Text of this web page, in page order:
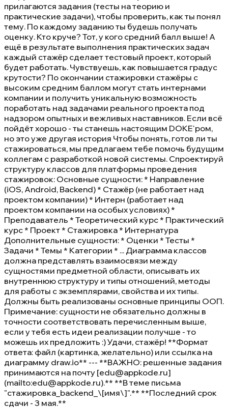
прилагаются задания (тесты на теорию и
практические задачи), чтобы проверить, как ты понял
тему. По каждому заданию ты будешь получать
оценку. Кто круче? Тот, у кого средний балл выше! А
ещё в результате выполнения практических задач
каждый стажёр сделает тестовый проект, который
будет работать. Чувствуешь, как повышается градус
крутости? По окончании стажировки стажёры с
высоким средним баллом могут стать интернами
компании и получить уникальную возможность
поработать над задачами реального проекта под
надзором опытных и вежливых наставников. Если всё
пойдёт хорошо - ты станешь настоящим DOKE'ром,
но это уже другая история Чтобы понять, готов ли ты
стажироваться, мы предлагаем тебе помочь будущим
коллегам с разработкой новой системы. Спроектируй
структуру классов для платформы проведения
стажировок: Основные сущности: * Направление
(iOS, Android, Backend) * Cтажёр (не работает над
проектом компании) * Интерн (работает над
проектом компании на особых условиях) *
Преподаватель * Теоретический курс * Практический
курс * Проект * Стажировка * Интернатура
Дополнительные сущности: * Оценки * Тесты *
Задачи * Темы * Категории * ... Диаграмма классов
должна представлять взаимосвязи между
сущностями предметной области, описывать их
внутреннюю структуру и типы отношений, методы
для работы с экземплярами, свойства и их типы.
Должны быть реализованы основные принципы ООП.
Примечание: сущности не обязательно должны в
точности соответствовать перечисленным выше,
если у тебя есть идеи реализации получше - то
можешь их предложить :) Удачи, стажёр! **Формат
ответа: файл (картинка, желательно) или ссылка на
диаграмму draw.io** --- **ВАЖНО: решенные задания
принимаются на почту [edu@appkode.ru]
(mailto:edu@appkode.ru).** **В теме письма
"стажировка_backend_\[имя\]".** **Последний срок
сдачи - 3 мая.**